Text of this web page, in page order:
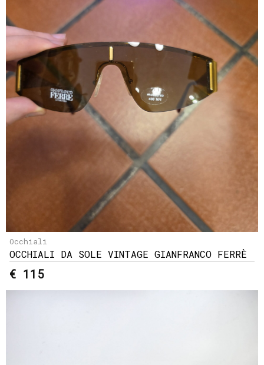
Occhiali
OCCHIALI DA SOLE VINTAGE GIANFRANCO FERRÈ
€ 115